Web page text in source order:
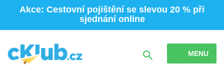
Akce: Cestovní pojištění se slevou 20 % při
sjednání online
MENU